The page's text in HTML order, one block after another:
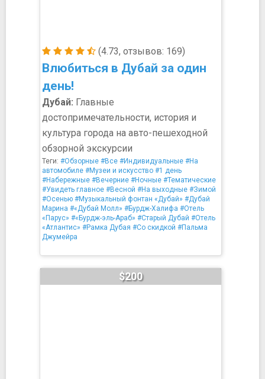
(4.73, отзывов: 169)
Влюбиться в Дубай за один
день!
Дубай: Главные
достопримечательности, история и
культура города на авто-пешеходной
обзорной экскурсии
Теги: #Обзорные #Все #Индивидуальные #На
автомобиле #Музеи и искусство #1 день
#Набережные #Вечерние #Ночные #Тематические
#Увидеть главное #Весной #На выходные #Зимой
#Осенью #Музыкальный фонтан «Дубай» #Дубай
Марина #«Дубай Молл» #Бурдж-Халифа #Отель
«Парус» #«Бурдж-эль-Араб» #Старый Дубай #Отель
«Атлантис» #Рамка Дубая #Со скидкой #Пальма
Джумейра
$200